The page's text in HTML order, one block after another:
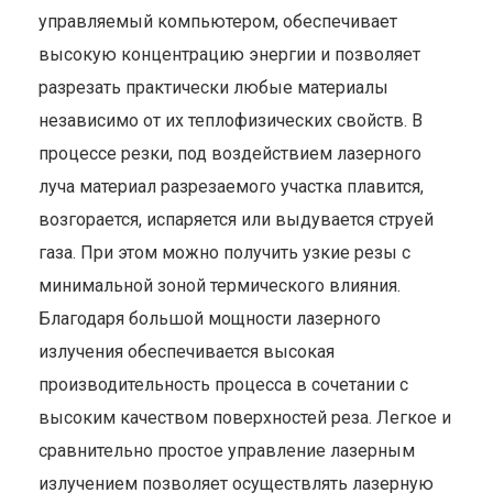
управляемый компьютером, обеспечивает
высокую концентрацию энергии и позволяет
разрезать практически любые материалы
независимо от их теплофизических свойств. В
процессе резки, под воздействием лазерного
луча материал разрезаемого участка плавится,
возгорается, испаряется или выдувается струей
газа. При этом можно получить узкие резы с
минимальной зоной термического влияния.
Благодаря большой мощности лазерного
излучения обеспечивается высокая
производительность процесса в сочетании с
высоким качеством поверхностей реза. Легкое и
сравнительно простое управление лазерным
излучением позволяет осуществлять лазерную